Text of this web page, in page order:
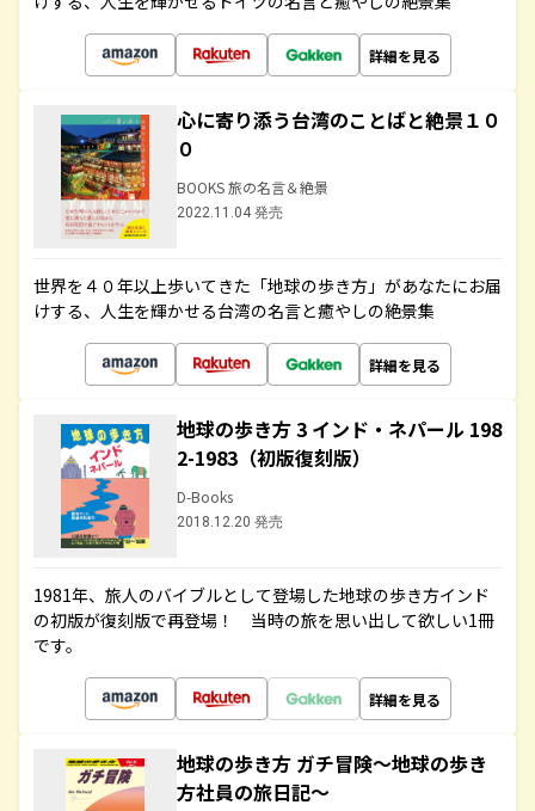
詳細を見る
心に寄り添う台湾のことばと絶景１０
０
BOOKS 旅の名言＆絶景
2022.11.04 発売
世界を４０年以上歩いてきた「地球の歩き方」があなたにお届
けする、人生を輝かせる台湾の名言と癒やしの絶景集
詳細を見る
地球の歩き方 3 インド・ネパール 198
2-1983（初版復刻版）
D-Books
2018.12.20 発売
1981年、旅人のバイブルとして登場した地球の歩き方インド
の初版が復刻版で再登場！ 当時の旅を思い出して欲しい1冊
です。
詳細を見る
地球の歩き方 ガチ冒険～地球の歩き
方社員の旅日記～